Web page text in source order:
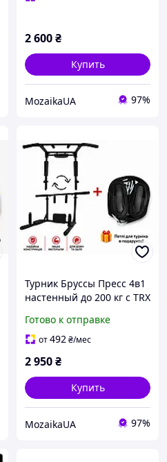
2 600₴
Купить
MozaikaUA 97%
Турник Бруссы Пресс 4в1
настенный до 200 кг с TRX
для дома и воркаута
Готово к отправке
от492₴/мес
2 950₴
Купить
MozaikaUA 97%